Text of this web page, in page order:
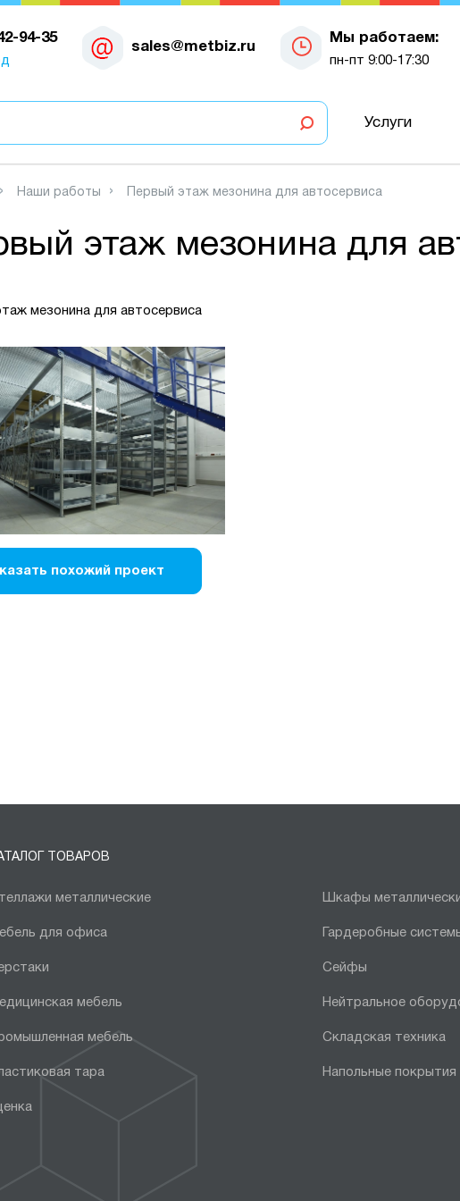
94-35
sales@metbiz.ru
Мы работаем:
пн-пт 9:00-17:30
Услуги
Наши работы Первый этаж мезонина для автосервиса
этаж мезонина для
мезонина для автосервиса
похожий проект
ТОВАРОВ
металлические Шкафы
для офиса Гардеробные
Сейфы
мебель Нейтральное
мебель Складская техника
тара Напольные покрытия